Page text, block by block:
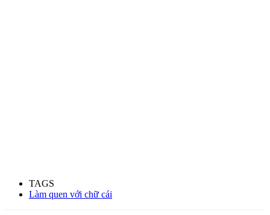
TAGS
Làm quen với chữ cái